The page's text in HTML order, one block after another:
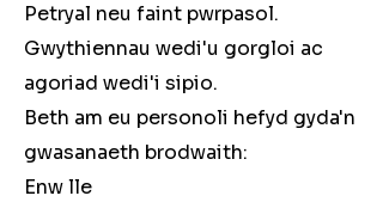
Petryal neu faint pwrpasol.
Gwythiennau wedi'u gorgloi ac
agoriad wedi'i sipio.
Beth am eu personoli hefyd gyda'n
gwasanaeth brodwaith:
Enw lle